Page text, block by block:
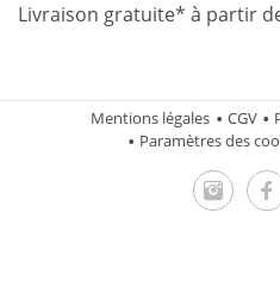
Livraison gratuite* à partir
Mentions légales CGV
Paramètres des